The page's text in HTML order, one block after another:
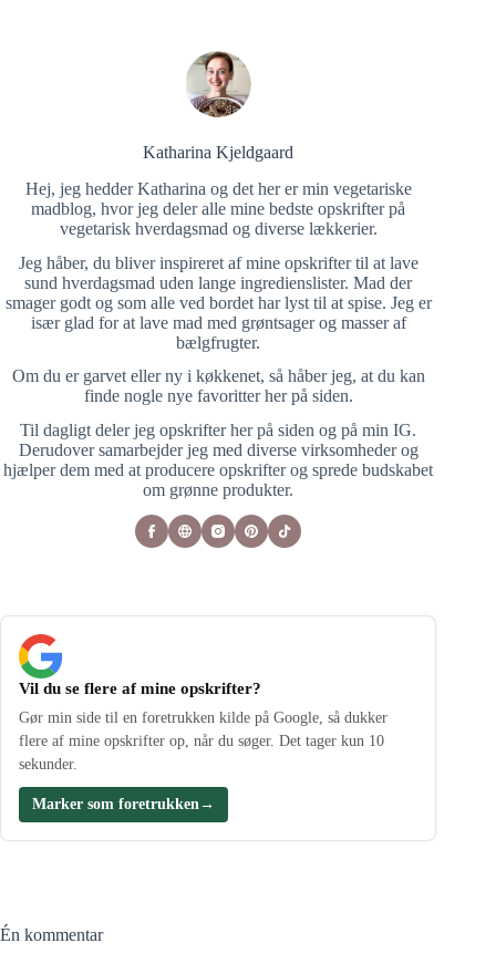
Katharina Kjeldgaard
Hej, jeg hedder Katharina og det her er min vegetariske
madblog, hvor jeg deler alle mine bedste opskrifter på
vegetarisk hverdagsmad og diverse lækkerier.
Jeg håber, du bliver inspireret af mine opskrifter til at lave
sund hverdagsmad uden lange ingredienslister. Mad der
smager godt og som alle ved bordet har lyst til at spise. Jeg er
især glad for at lave mad med grøntsager og masser af
bælgfrugter.
Om du er garvet eller ny i køkkenet, så håber jeg, at du kan
finde nogle nye favoritter her på siden.
Til dagligt deler jeg opskrifter her på siden og på min IG.
Derudover samarbejder jeg med diverse virksomheder og
hjælper dem med at producere opskrifter og sprede budskabet
om grønne produkter.
Vil du se flere af mine opskrifter?
Gør min side til en foretrukken kilde på Google, så dukker
flere af mine opskrifter op, når du søger. Det tager kun 10
sekunder.
Marker som foretrukken →
Én kommentar